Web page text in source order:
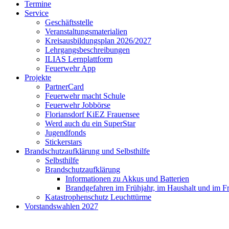
Termine
Service
Geschäftsstelle
Veranstaltungsmaterialien
Kreisausbildungsplan 2026/2027
Lehrgangsbeschreibungen
ILIAS Lernplattform
Feuerwehr App
Projekte
PartnerCard
Feuerwehr macht Schule
Feuerwehr Jobbörse
Floriansdorf KiEZ Frauensee
Werd auch du ein SuperStar
Jugendfonds
Stickerstars
Brandschutzaufklärung und Selbsthilfe
Selbsthilfe
Brandschutzaufklärung
Informationen zu Akkus und Batterien
Brandgefahren im Frühjahr, im Haushalt und im
Katastrophenschutz Leuchttürme
Vorstandswahlen 2027